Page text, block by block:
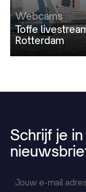
Webcams
Toffe
Rotterdam
Schrijf je in